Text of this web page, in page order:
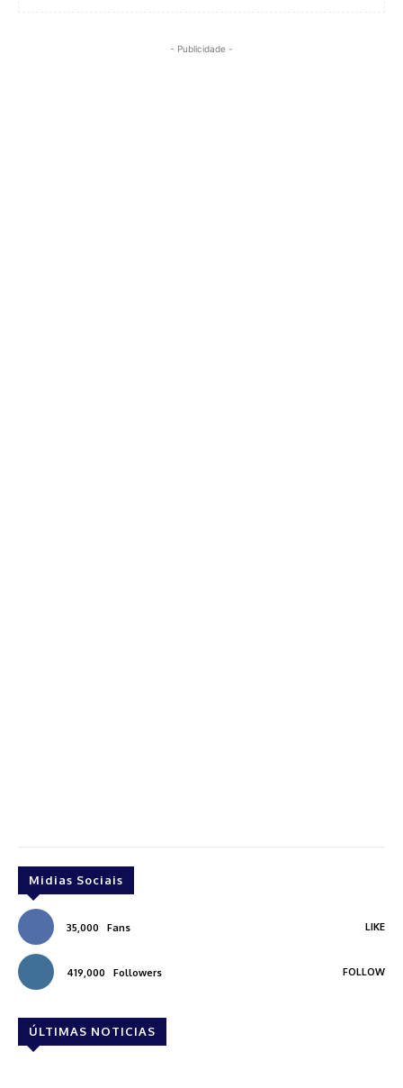
- Publicidade -
Midias Sociais
35,000 Fans LIKE
419,000 Followers FOLLOW
ÚLTIMAS NOTICIAS